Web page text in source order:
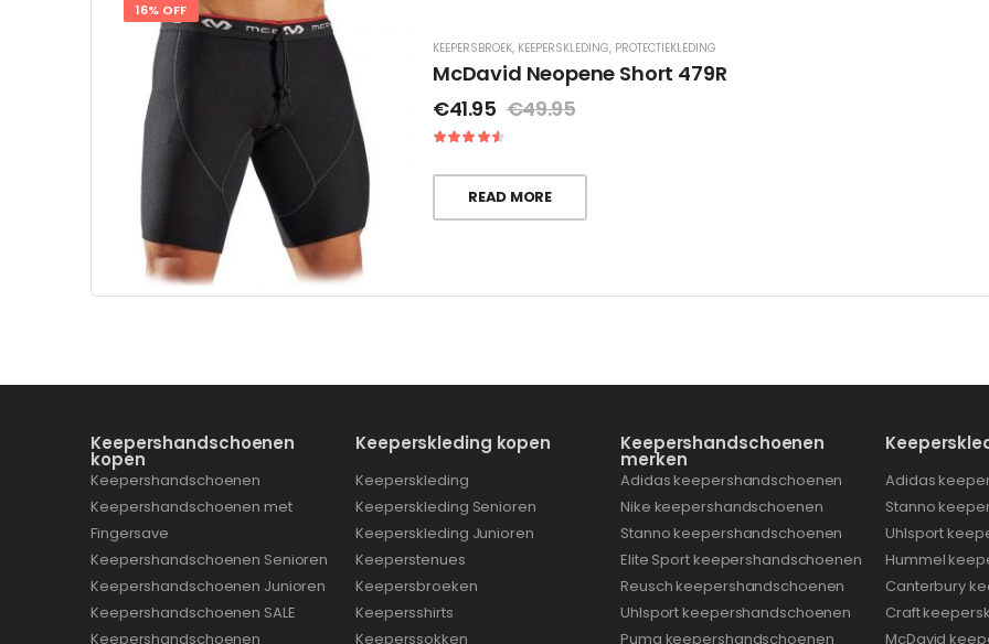
16% OFF
KEEPERSBROEK, KEEPERSKLEDING, PROTECTIEKLEDING
McDavid Neopene Short 479R
€41.95 €49.95
READ MORE
Keepershandschoenen
kopen
Keepershandschoenen
Keepershandschoenen met
Fingersave
Keepershandschoenen Senioren
Keepershandschoenen Junioren
Keepershandschoenen SALE
Keepershandschoenen
Keeperskleding kopen
Keeperskleding
Keeperskleding Senioren
Keeperskleding Junioren
Keeperstenues
Keepersbroeken
Keepersshirts
Keeperssokken
Keepershandschoenen
merken
Adidas keepershandschoenen
Nike keepershandschoenen
Stanno keepershandschoenen
Elite Sport keepershandschoenen
Reusch keepershandschoenen
Uhlsport keepershandschoenen
Puma keepershandschoenen
Adidas
Stanno
Uhlsport
Hummel
Canterbury
Craft
McDavid